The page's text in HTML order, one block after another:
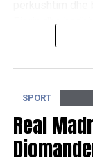
Fiorin dhe
tonë evropian”,
Në fund të
për këtë fitore
D.L
SPORT
Real